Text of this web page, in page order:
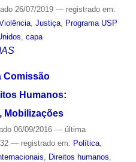
26/07/2019 — registrado em:
, Justiça,
Programa USP
capa
Comissão
Humanos:
Mobilizações
06/09/2016 — última
— registrado em: Política,
Direitos humanos